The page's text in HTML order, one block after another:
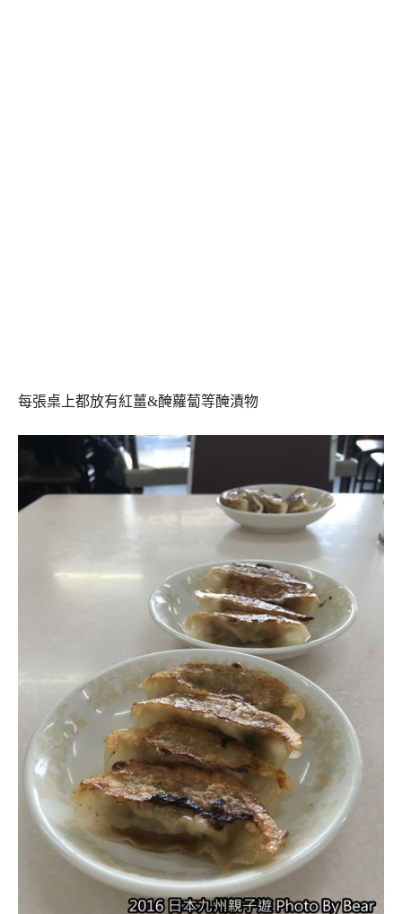
每張桌上都放有紅薑&醃蘿蔔等醃漬物